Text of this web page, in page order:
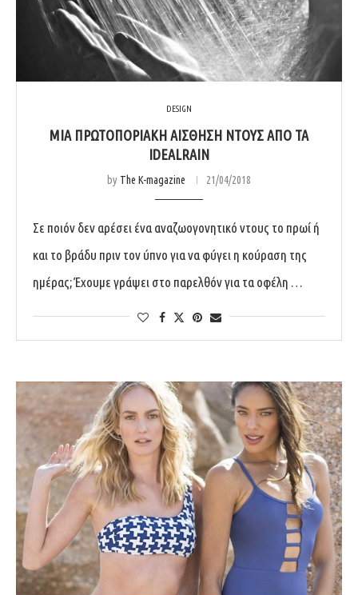
DESIGN
ΜΙΑ ΠΡΩΤΟΠΟΡΙΑΚΉ ΑΊΣΘΗΣΗ ΝΤΟΥΣ ΑΠΌ ΤΑ
IDEALRAIN
by The K-magazine 21/04/2018
Σε ποιόν δεν αρέσει ένα αναζωογονητικό ντους το πρωί ή
και το βράδυ πριν τον ύπνο για να φύγει η κούραση της
ημέρας; Έχουμε γράψει στο παρελθόν για τα οφέλη …